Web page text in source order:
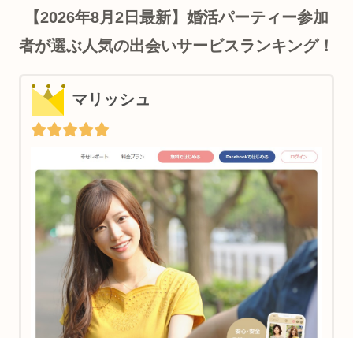
【2026年8月2日最新】婚活パーティー参加
者が選ぶ人気の出会いサービスランキング！
マリッシュ